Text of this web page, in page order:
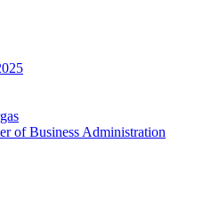
of Business Administration